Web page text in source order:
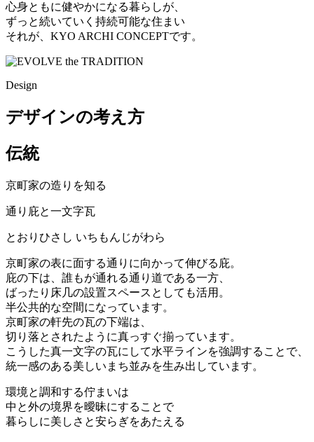
心身ともに健やかになる暮らしが、
ずっと続いていく持続可能な住まい
それが、KYO ARCHI CONCEPTです。
Design
デザインの考え方
伝統
京町家の造りを知る
通り庇と一文字瓦
とおりひさし いちもんじがわら
京町家の表に面する通りに向かって伸びる庇。
庇の下は、誰もが通れる通り道である一方、
ばったり床几の設置スペースとしても活用。
半公共的な空間になっています。
京町家の軒先の瓦の下端は、
切り落とされたように真っすぐ揃っています。
こうした真一文字の瓦にして水平ラインを強調することで、
統一感のある美しいまち並みを生み出しています。
環境と調和する佇まいは
中と外の境界を曖昧にすることで
暮らしに美しさと安らぎをあたえる